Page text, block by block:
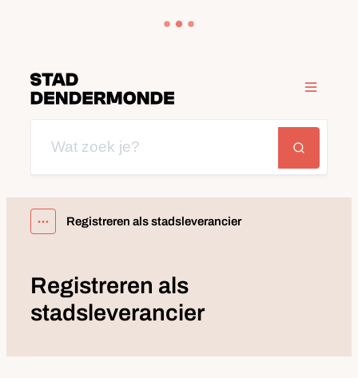
Dendermonde
Wat zoek je? Zoeken
Menu
Toon alle broodkruimel items
Registreren als stadsleverancier
Registreren als
stadsleverancier